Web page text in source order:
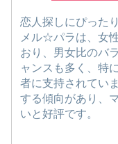
恋人探しにぴった
メル☆パラは、女
おり、男女比のバ
ャンスも多く、特
者に支持されてい
する傾向があり、
いと好評です。